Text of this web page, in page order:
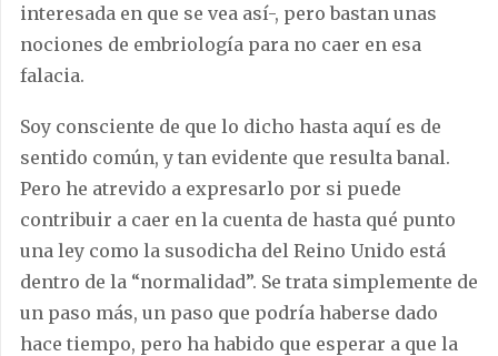
interesada en que se vea así-, pero bastan unas
nociones de embriología para no caer en esa
falacia.
Soy consciente de que lo dicho hasta aquí es de
sentido común, y tan evidente que resulta banal.
Pero he atrevido a expresarlo por si puede
contribuir a caer en la cuenta de hasta qué punto
una ley como la susodicha del Reino Unido está
dentro de la “normalidad”. Se trata simplemente de
un paso más, un paso que podría haberse dado
hace tiempo, pero ha habido que esperar a que la